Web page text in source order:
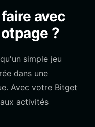
avec
?
simple jeu
dans une
Avec votre Bitget
activités